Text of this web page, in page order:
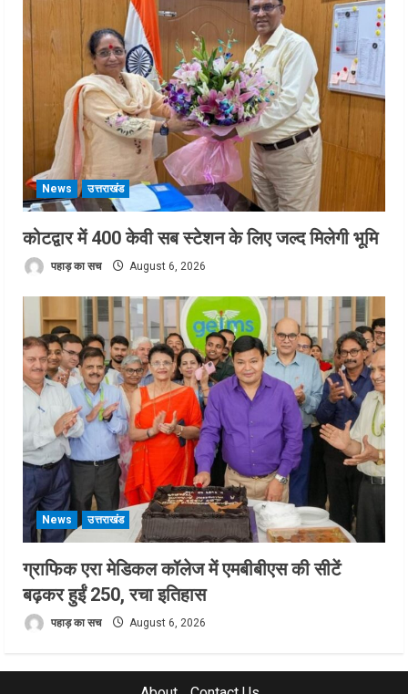
News उत्तराखंड
कोटद्वार में 400 केवी सब स्टेशन के लिए जल्द मिलेगी भूमि
पहाड़ का सच August 6, 2026
News उत्तराखंड
ग्राफिक एरा मेडिकल कॉलेज में एमबीबीएस की सीटें
बढ़कर हुईं 250, रचा इतिहास
पहाड़ का सच August 6, 2026